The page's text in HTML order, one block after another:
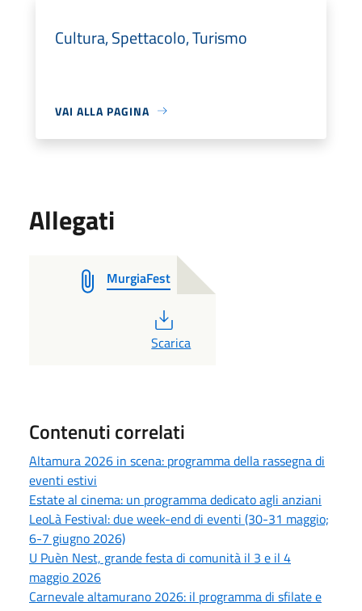
Cultura, Spettacolo, Turismo
VAI ALLA PAGINA
Allegati
MurgiaFest
PDF
Scarica
Contenuti correlati
Altamura 2026 in scena: programma della rassegna di
eventi estivi
Estate al cinema: un programma dedicato agli anziani
LeoLà Festival: due week-end di eventi (30-31 maggio;
6-7 giugno 2026)
U Puèn Nest, grande festa di comunità il 3 e il 4
maggio 2026
Carnevale altamurano 2026: il programma di sfilate e